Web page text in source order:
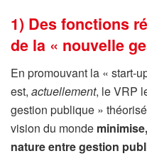
1) Des fonctions
de la « nouvelle
En promouvant la « start-
est, actuellement, le VRP
gestion publique »
vision du monde
nature entre gestion